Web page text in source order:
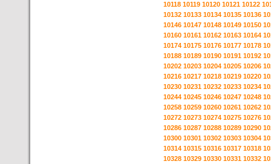
10118 10119 10120 10121 10122
10132 10133 10134 10135 10136
10146 10147 10148 10149 10150
10160 10161 10162 10163 10164
10174 10175 10176 10177 10178
10188 10189 10190 10191 10192
10202 10203 10204 10205 10206
10216 10217 10218 10219 10220
10230 10231 10232 10233 10234
10244 10245 10246 10247 10248
10258 10259 10260 10261 10262
10272 10273 10274 10275 10276
10286 10287 10288 10289 10290
10300 10301 10302 10303 10304
10314 10315 10316 10317 10318
10328 10329 10330 10331 10332